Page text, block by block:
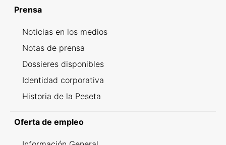
Prensa
Noticias en los medios
Notas de prensa
Dossieres disponibles
Identidad corporativa
Historia de la Peseta
Oferta de empleo